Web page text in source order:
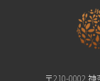
〒210-0002